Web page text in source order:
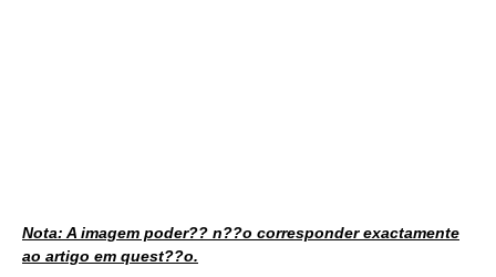
Nota: A imagem poder?? n??o corresponder exactamente
ao artigo em quest??o.